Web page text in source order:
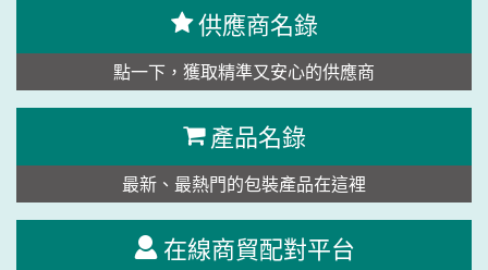
供應商名錄
點一下，獲取精準又安心的供應商
產品名錄
最新、最熱門的包裝產品在這裡
在線商貿配對平台